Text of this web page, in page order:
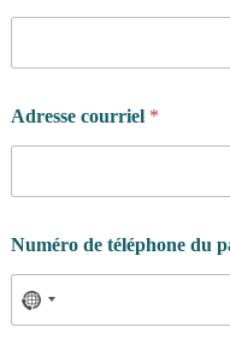
Adresse courriel *
Numéro de téléphone du